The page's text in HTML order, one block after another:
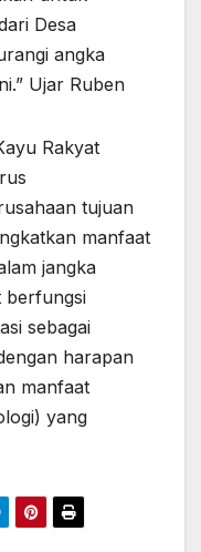
Desa
angka
Ujar Ruben
Rakyat
tujuan
manfaat
jangka
berfungsi
sebagai
harapan
manfaat
yang